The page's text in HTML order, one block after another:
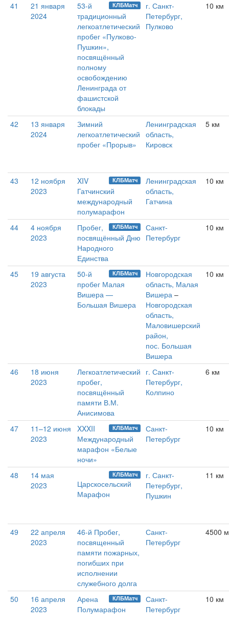
41
21 января
2024
КЛБМатч
53-й
традиционный
легкоатлетический
пробег «Пулково-
Пушкин»,
посвящённый
полному
освобождению
Ленинграда от
фашистской
блокады
г. Санкт-
Петербург,
Пулково
10 км
42
13 января
2024
Зимний
легкоатлетический
пробег «Прорыв»
Ленинградская
область,
Кировск
5 км
43
12 ноября
2023
КЛБМатч
XIV
Гатчинский
международный
полумарафон
Ленинградская
область,
Гатчина
10 км
44
4 ноября
2023
КЛБМатч
Пробег,
посвящённый Дню
Народного
Единства
Санкт-
Петербург
10 км
45
19 августа
2023
КЛБМатч
50-й
пробег Малая
Вишера —
Большая Вишера
Новгородская
область, Малая
Вишера –
Новгородская
область,
Маловишерский
район,
пос. Большая
Вишера
10 км
46
18 июня
2023
Легкоатлетический
пробег,
посвящённый
памяти В.М.
Анисимова
г. Санкт-
Петербург,
Колпино
6 км
47
11–12 июня
2023
КЛБМатч
XXXII
Международный
марафон «Белые
ночи»
Санкт-
Петербург
10 км
48
14 мая
2023
КЛБМатч
Царскосельский
Марафон
г. Санкт-
Петербург,
Пушкин
11 км
49
22 апреля
2023
46-й Пробег,
посвященный
памяти пожарных,
погибших при
исполнении
служебного долга
Санкт-
Петербург
4500 м
50
16 апреля
2023
КЛБМатч
Арена
Полумарафон
Санкт-
Петербург
10 км